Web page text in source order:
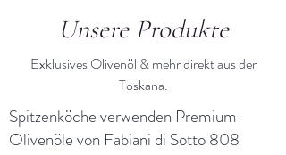
Unsere Produkte
Exklusives Olivenöl & mehr direkt aus der
Toskana.
Spitzenköche verwenden Premium-
Olivenöle von Fabiani di Sotto 808